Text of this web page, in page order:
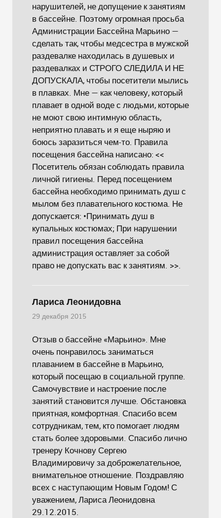
нарушителей, не допущение к занятиям
в бассейне. Поэтому огромная просьба
Администрации Бассейна Марьино —
сделать так, чтобы медсестра в мужской
раздевалке находилась в душевых и
раздевалках и СТРОГО СЛЕДИЛА И НЕ
ДОПУСКАЛА, чтобы посетители мылись
в плавках. Мне — как человеку, который
плавает в одной воде с людьми, которые
не моют свою интимную область,
неприятно плавать и я еще ныряю и
боюсь заразиться чем-то. Правила
посещения бассейна написано: <<
Посетитель обязан соблюдать правила
личной гигиены. Перед посещением
бассейна необходимо принимать душ с
мылом без плавательного костюма. Не
допускается: •Принимать душ в
купальных костюмах; При нарушении
правил посещения бассейна
администрация оставляет за собой
право не допускать вас к занятиям. >>.
Лариса Леонидовна
29 декабря 2015
Отзыв о бассейне «Марьино». Мне
очень понравилось заниматься
плаванием в бассейне в Марьино,
который посещаю в социальной группе.
Самочувствие и настроение после
занятий становится лучше. Обстановка
приятная, комфортная. Спасибо всем
сотрудникам, тем, кто помогает людям
стать более здоровыми. Спасибо лично
тренеру Кочнову Сергею
Владимировичу за доброжелательное,
внимательное отношение. Поздравляю
всех с наступающим Новым Годом! С
уважением, Лариса Леонидовна
29.12.2015.